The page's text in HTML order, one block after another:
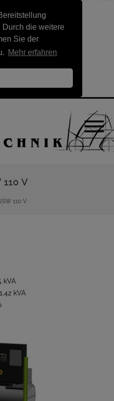
Durch die weitere
Sie der
Mehr erfahren
110 V
110 V
kVA
kVA